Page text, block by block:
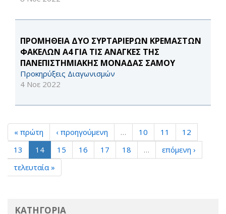
ΠΡΟΜΗΘΕΙΑ ΔΥΟ ΣΥΡΤΑΡΙΕΡΩΝ ΚΡΕΜΑΣΤΩΝ
ΦΑΚΕΛΩΝ Α4 ΓΙΑ ΤΙΣ ΑΝΑΓΚΕΣ ΤΗΣ
ΠΑΝΕΠΙΣΤΗΜΙΑΚΗΣ ΜΟΝΑΔΑΣ ΣΑΜΟΥ
Προκηρύξεις Διαγωνισμών
4 Νοε 2022
« πρώτη ‹ προηγούμενη … 10 11
12
13
14 15 16 17 18 …
επόμενη ›
τελευταία »
ΚΑΤΗΓΟΡΙΑ